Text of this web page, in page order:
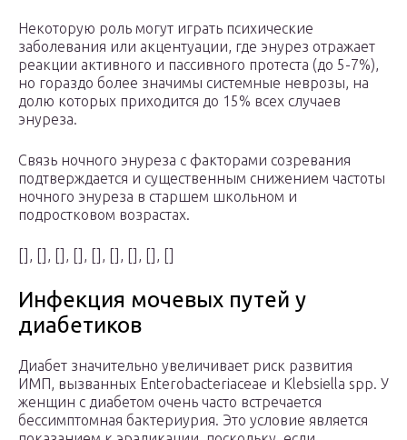
Некоторую роль могут играть психические
заболевания или акцентуации, где энурез отражает
реакции активного и пассивного протеста (до 5-7%),
но гораздо более значимы системные неврозы, на
долю которых приходится до 15% всех случаев
энуреза.
Связь ночного энуреза с факторами созревания
подтверждается и существенным снижением частоты
ночного энуреза в старшем школьном и
подростковом возрастах.
[], [], [], [], [], [], [], [], []
Инфекция мочевых путей у
диабетиков
Диабет значительно увеличивает риск развития
ИМП, вызванных Enterobacteriaceae и Klebsiella spp. У
женщин с диабетом очень часто встречается
бессимптомная бактериурия. Это условие является